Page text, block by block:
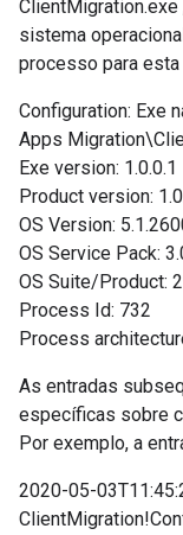
ClientMigration.exe
sistema
processo para
Configuration: Exe
Apps
Exe version: 1.0.0.1
Product version:
OS Version:
OS Service Pack:
OS Suite/Product:
Process Id: 732
Process
As entradas
específicas sobre
Por exemplo, a
2020-05-